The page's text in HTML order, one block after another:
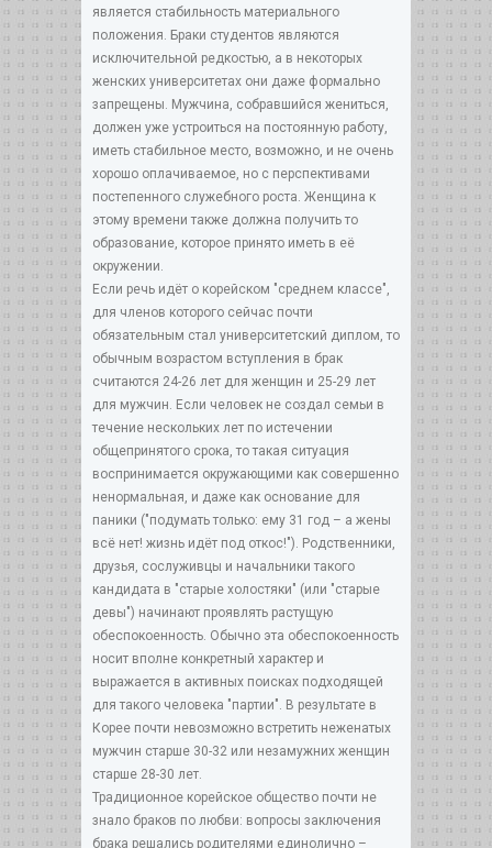
является стабильность материального
положения. Браки студентов являются
исключительной редкостью, а в некоторых
женских университетах они даже формально
запрещены. Мужчина, собравшийся жениться,
должен уже устроиться на постоянную работу,
иметь стабильное место, возможно, и не очень
хорошо оплачиваемое, но с перспективами
постепенного служебного роста. Женщина к
этому времени также должна получить то
образование, которое принято иметь в её
окружении.
Если речь идёт о корейском "среднем классе",
для членов которого сейчас почти
обязательным стал университетский диплом, то
обычным возрастом вступления в брак
считаются 24-26 лет для женщин и 25-29 лет
для мужчин. Если человек не создал семьи в
течение нескольких лет по истечении
общепринятого срока, то такая ситуация
воспринимается окружающими как совершенно
ненормальная, и даже как основание для
паники ("подумать только: ему 31 год – а жены
всё нет! жизнь идёт под откос!"). Родственники,
друзья, сослуживцы и начальники такого
кандидата в "старые холостяки" (или "старые
девы") начинают проявлять растущую
обеспокоенность. Обычно эта обеспокоенность
носит вполне конкретный характер и
выражается в активных поисках подходящей
для такого человека "партии". В результате в
Корее почти невозможно встретить неженатых
мужчин старше 30-32 или незамужних женщин
старше 28-30 лет.
Традиционное корейское общество почти не
знало браков по любви: вопросы заключения
брака решались родителями единолично –